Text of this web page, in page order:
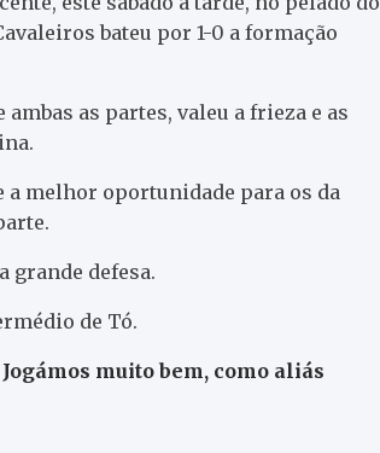
bateu por 1-0 a formação
as partes, valeu a frieza e as
a melhor oportunidade para os da
grande defesa.
de Tó.
muito bem, como aliás